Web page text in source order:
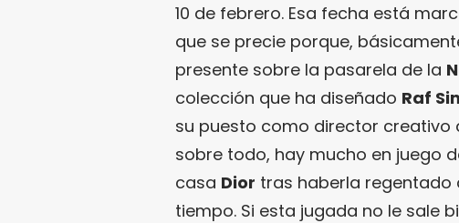
10 de febrero. Esa fecha está
que se precie porque,
presente sobre la pasarela de la
colección que ha diseñado Raf
su puesto como director creativo
sobre todo, hay mucho en juego
casa Dior tras haberla regentado
tiempo. Si esta jugada no le sale